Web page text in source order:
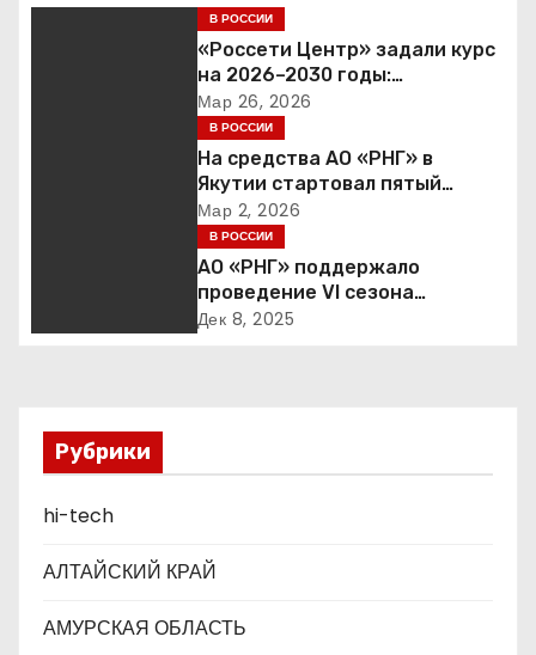
о
а
п
и
с
я
В РОССИИ
«Россети Центр» задали курс
на 2026–2030 годы:
инвестиции в надежность и
сбалансированная
финансовая политика
Мар 26, 2026
В РОССИИ
На средства АО «РНГ» в
Якутии стартовал пятый
юбилейный конкурс в сфере
образования
Мар 2, 2026
В РОССИИ
АО «РНГ» поддержало
проведение VI сезона
международной детско-
Дек 8, 2025
Рубрики
hi-tech
АЛТАЙСКИЙ КРАЙ
АМУРСКАЯ ОБЛАСТЬ